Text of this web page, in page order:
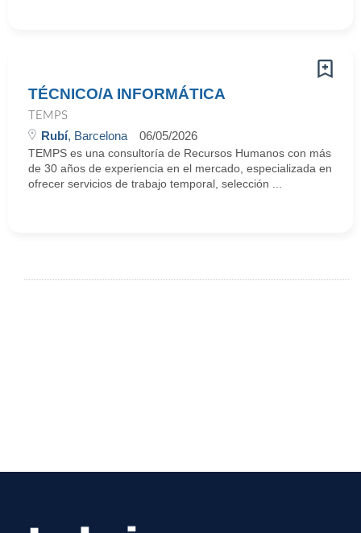
TÉCNICO/A INFORMÁTICA
TEMPS
Rubí, Barcelona 06/05/2026
TEMPS es una consultoría de Recursos Humanos con más
de 30 años de experiencia en el mercado, especializada en
ofrecer servicios de trabajo temporal, selección ...